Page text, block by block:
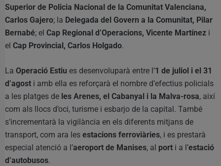
Superior de Policia Nacional de la Comunitat Valenciana,
Carlos Gajero; la Delegada del Govern a la Comunitat, Pilar
Bernabé; el Cap Regional d’Operacions, Vicente Martínez i
el Cap Provincial, Carlos Holgado.
La Operació Estiu es desenvoluparà entre l’1 de juliol i el 31
d’agost i amb ella es reforçarà el nombre d’efectius policials
a les platges de les Arenes, el Cabanyal i la Malva-rosa, així
com als llocs d’oci, turisme i esbarjo de la capital. També
s’incrementarà la vigilància en els diferents mitjans de
transport, com ara les estacions ferroviàries, i es prestarà
especial atenció a l’aeroport de Manises, al port i a l’estació
d’autobusos.